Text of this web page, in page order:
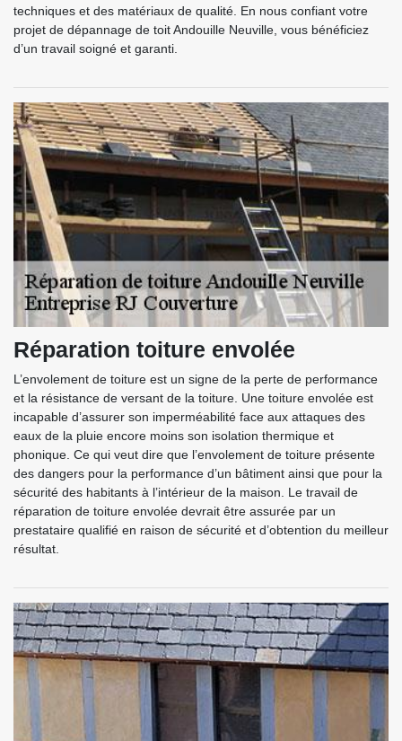
techniques et des matériaux de qualité. En nous confiant votre
projet de dépannage de toit Andouille Neuville, vous bénéficiez
d’un travail soigné et garanti.
Réparation toiture envolée
L’envolement de toiture est un signe de la perte de performance
et la résistance de versant de la toiture. Une toiture envolée est
incapable d’assurer son imperméabilité face aux attaques des
eaux de la pluie encore moins son isolation thermique et
phonique. Ce qui veut dire que l’envolement de toiture présente
des dangers pour la performance d’un bâtiment ainsi que pour la
sécurité des habitants à l’intérieur de la maison. Le travail de
réparation de toiture envolée devrait être assurée par un
prestataire qualifié en raison de sécurité et d’obtention du meilleur
résultat.